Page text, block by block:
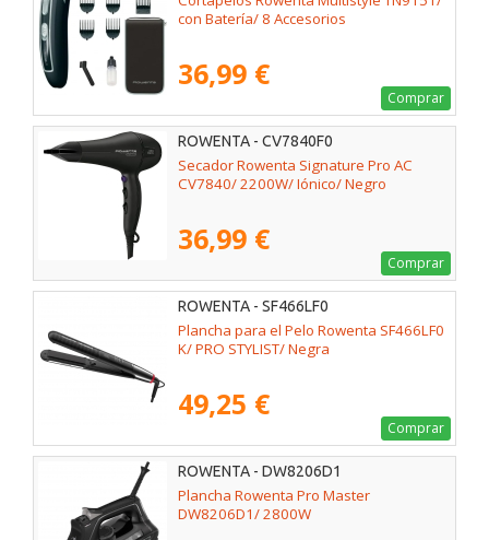
con Batería/ 8 Accesorios
36,99 €
Comprar
ROWENTA - CV7840F0
Secador Rowenta Signature Pro AC
CV7840/ 2200W/ Iónico/ Negro
36,99 €
Comprar
ROWENTA - SF466LF0
Plancha para el Pelo Rowenta SF466LF0
K/ PRO STYLIST/ Negra
49,25 €
Comprar
ROWENTA - DW8206D1
Plancha Rowenta Pro Master
DW8206D1/ 2800W